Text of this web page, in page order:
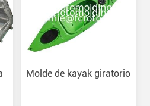
Molde de kayak giratorio